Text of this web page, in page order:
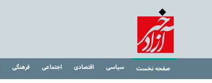
صفحه نخست سیاسی اقتصادی اجتماعی فرهنگی